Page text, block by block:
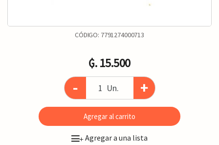
CÓDIGO: 7791274000713
₲. 15.500
- Un. +
Agregar al carrito
+Agregar a una lista